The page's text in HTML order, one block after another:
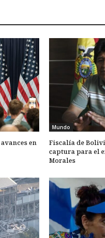
en
Mundo
Fiscalía de
captura para el
Morales